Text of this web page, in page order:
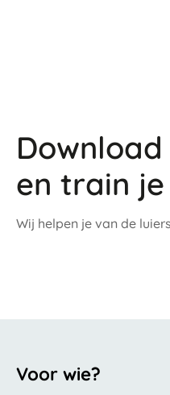
en train
Wij helpen je van de
Voor wie?